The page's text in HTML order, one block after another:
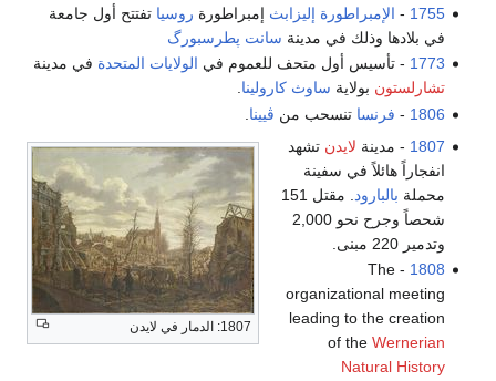
1755
- الإمبراطورة إليزابث إمبراطورة روسيا تفتتح أول جامعة
في بلادها وذلك في مدينة سانت پطرسبورگ
1773 - تأسيس أول متحف للعموم في الولايات المتحدة في مدينة
تشارلستون بولاية ساوث كارولينا.
1806
- فرنسا تنسحب من ڤيينا
1807: الدمار في لايدن
1807 - مدينة لايدن تشهد
انفجاراً هائلاً في سفينة
محملة بالبارود
. مقتل 151
شحصاً وجرح نحو 2,000
وتدمير 220 مبنى.
1808
- The
organizational meeting
leading to the creation
of the Wernerian
Natural History